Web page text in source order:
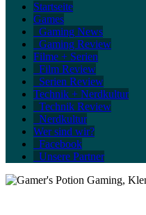
Startseite
Games
Gaming News
Gaming Review
Filme + Serien
Film Review
Serien Review
Technik + Nerdkultur
Technik Review
Nerdkultur
Wer sind wir?
Facebook
Unsere Partner